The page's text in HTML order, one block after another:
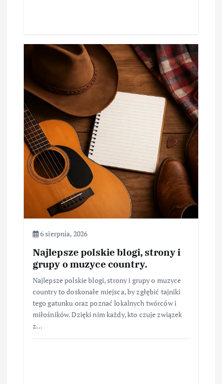
6 sierpnia, 2026
Najlepsze polskie blogi, strony i
grupy o muzyce country.
Najlepsze polskie blogi, strony i grupy o muzyce
country to doskonałe miejsca, by zgłębić tajniki
tego gatunku oraz poznać lokalnych twórców i
miłośników. Dzięki nim każdy, kto czuje związek
z…